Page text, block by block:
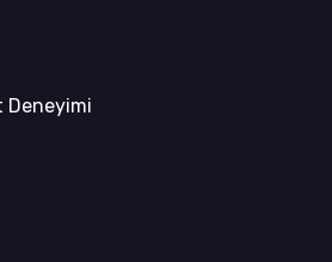
Deneyimi